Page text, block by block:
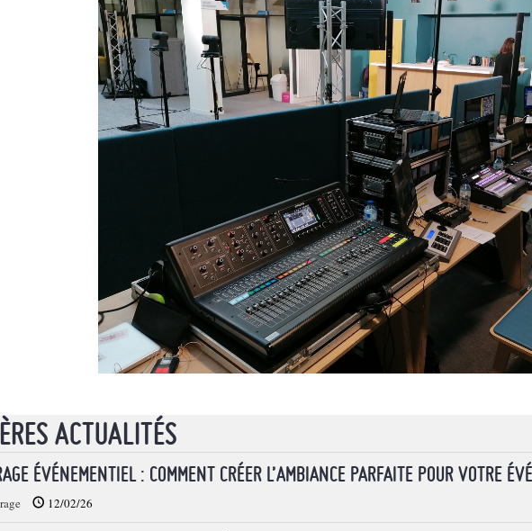
ACTUALITÉS
ÉVÉNEMENTIEL : COMMENT CRÉER L’AMBIANCE PARFAITE POUR VOTRE
12/02/26